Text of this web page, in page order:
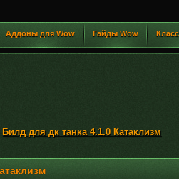
Аддоны для Wow Гайды Wow
Билд для дк танка 4.1.0 Катаклизм